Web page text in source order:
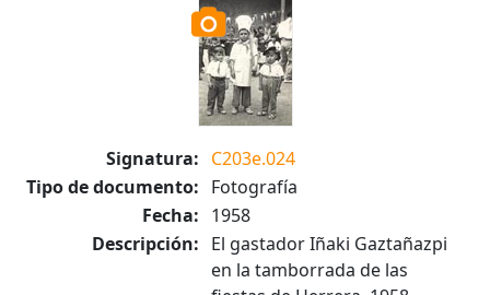
Signatura: C203e.024
Tipo de documento: Fotografía
Fecha: 1958
Descripción: El gastador Iñaki Gaztañazpi
en la tamborrada de las